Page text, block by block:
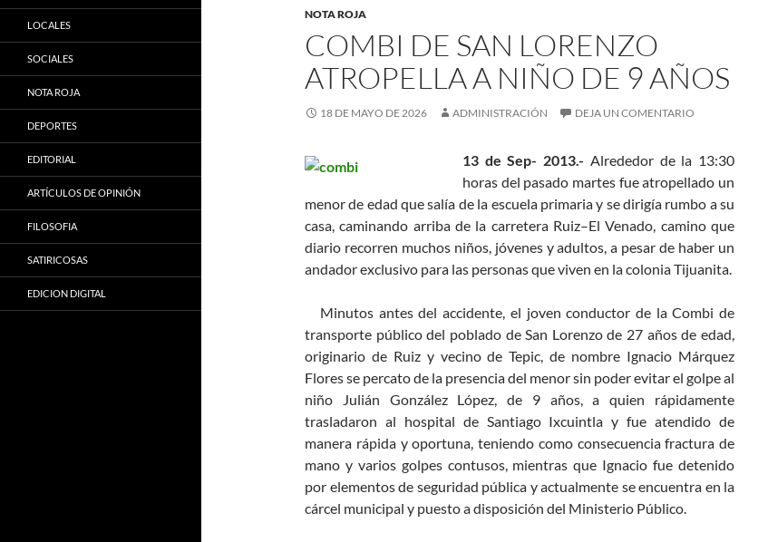
NOTA ROJA
COMBI DE SAN LORENZO
ATROPELLA A NIÑO DE 9 AÑOS
18 DE MAYO DE 2026 ADMINISTRACIÓN DEJA UN COMENTARIO
13 de Sep- 2013.- Alrededor de la 13:30
horas del pasado martes fue atropellado un
menor de edad que salía de la escuela primaria y se dirigía rumbo a su
casa, caminando arriba de la carretera Ruiz–El Venado, camino que
diario recorren muchos niños, jóvenes y adultos, a pesar de haber un
andador exclusivo para las personas que viven en la colonia Tijuanita.
Minutos antes del accidente, el joven conductor de la Combi de
transporte público del poblado de San Lorenzo de 27 años de edad,
originario de Ruiz y vecino de Tepic, de nombre Ignacio Márquez
Flores se percato de la presencia del menor sin poder evitar el golpe al
niño Julián González López, de 9 años, a quien rápidamente
trasladaron al hospital de Santiago Ixcuintla y fue atendido de
manera rápida y oportuna, teniendo como consecuencia fractura de
mano y varios golpes contusos, mientras que Ignacio fue detenido
por elementos de seguridad pública y actualmente se encuentra en la
cárcel municipal y puesto a disposición del Ministerio Público.
LOCALES
SOCIALES
NOTA ROJA
DEPORTES
EDITORIAL
ARTÍCULOS DE OPINIÓN
FILOSOFIA
SATIRICOSAS
EDICION DIGITAL